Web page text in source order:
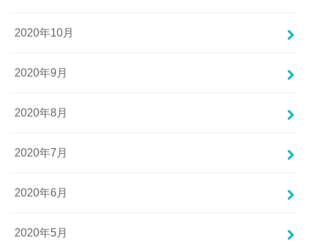
2020年10月
2020年9月
2020年8月
2020年7月
2020年6月
2020年5月